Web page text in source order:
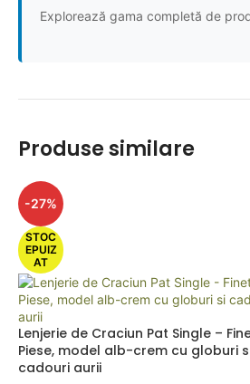
Explorează gama completă de
Produse similare
-27%
STOC
EPUIZ
AT
Lenjerie de Craciun Pat Single –
Piese, model alb-crem cu globuri
cadouri aurii